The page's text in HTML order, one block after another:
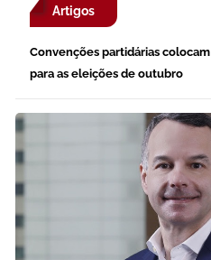
Artigos
Convenções partidárias
para as eleições de outubro